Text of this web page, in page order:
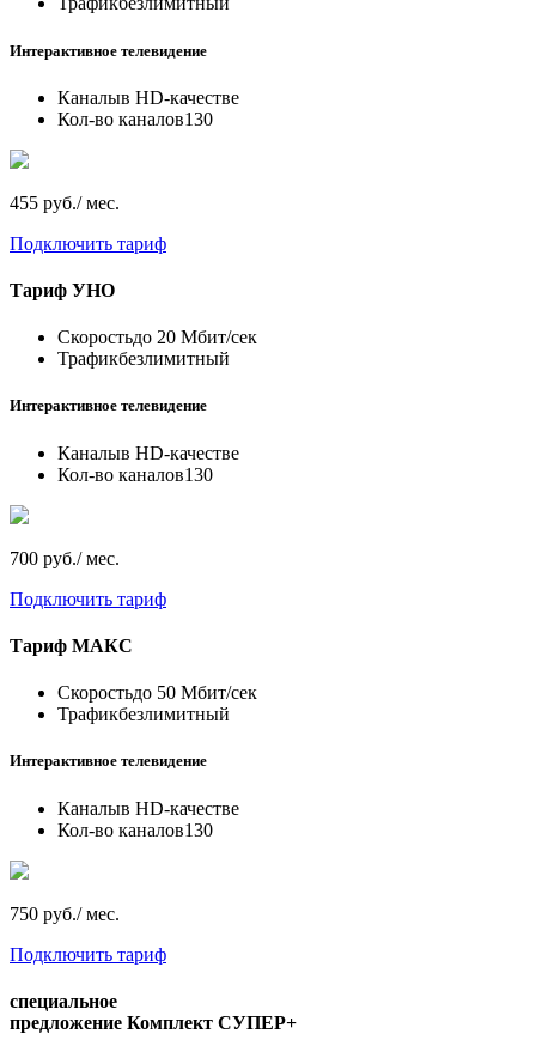
Интерактивное телевидение
Каналыв HD-качестве
Кол-во каналов130
455 руб./ мес.
Подключить тариф
Тариф УНО
Скоростьдо 20 Мбит/сек
Трафикбезлимитный
Интерактивное телевидение
Каналыв HD-качестве
Кол-во каналов130
700 руб./ мес.
Подключить тариф
Тариф МАКС
Скоростьдо 50 Мбит/сек
Трафикбезлимитный
Интерактивное телевидение
Каналыв HD-качестве
Кол-во каналов130
750 руб./ мес.
Подключить тариф
специальное
предложение Комплект СУПЕР+